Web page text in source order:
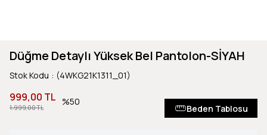
Düğme Detaylı Yüksek Bel Pantolon-SİYAH
Stok Kodu (4WKG21K1311_01)
1.999,00 TL
999,00 TL 50
Beden Tablosu